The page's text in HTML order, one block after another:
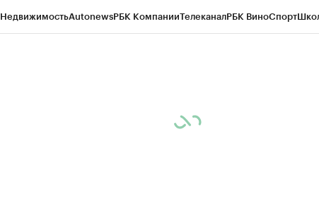
НедвижимостьAutonewsРБК КомпанииТелеканалРБК ВиноСпорт